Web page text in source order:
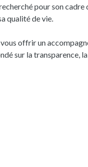
pour son cadre
qualité de vie.
offrir un
sur la transparence,